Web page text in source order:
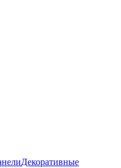
Декоративные